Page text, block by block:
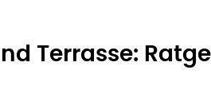
Terrasse: